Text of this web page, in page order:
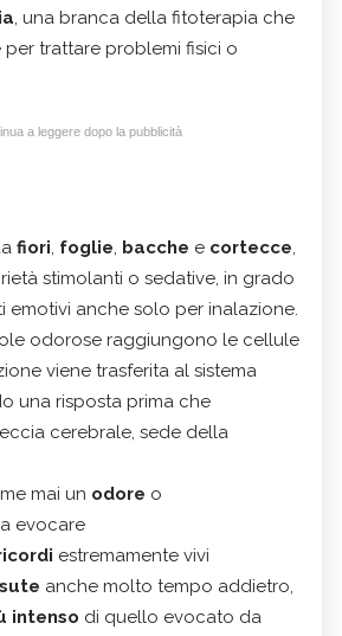
, una branca della fitoterapia che
per trattare problemi fisici o
a leggere dopo la pubblicità
fiori, foglie, bacche e cortecce,
stimolanti o sedative, in grado
emotivi anche solo per inalazione.
odorose raggiungono le cellule
viene trasferita al sistema
una risposta prima che
cerebrale, sede della
mai un odore o
evocare
estremamente vivi
anche molto tempo addietro,
intenso di quello evocato da